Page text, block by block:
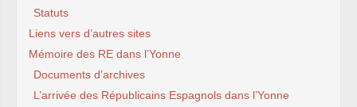
Statuts
Liens vers d’autres sites
Mémoire des RE dans l’Yonne
Documents d’archives
L’arrivée des Républicains Espagnols dans l’Yonne